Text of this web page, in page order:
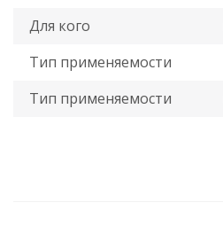
Для кого
Тип применяемости
Тип применяемости